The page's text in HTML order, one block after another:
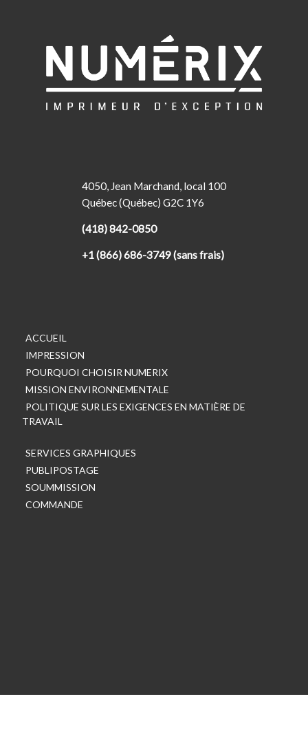
4050, Jean Marchand, local 100
Québec (Québec) G2C 1Y6
(418) 842-0850
+1 (866) 686-3749 (sans frais)
ACCUEIL
IMPRESSION
POURQUOI CHOISIR NUMERIX
MISSION ENVIRONNEMENTALE
POLITIQUE SUR LES EXIGENCES EN MATIÈRE DE
TRAVAIL
SERVICES GRAPHIQUES
PUBLIPOSTAGE
SOUMMISSION
COMMANDE